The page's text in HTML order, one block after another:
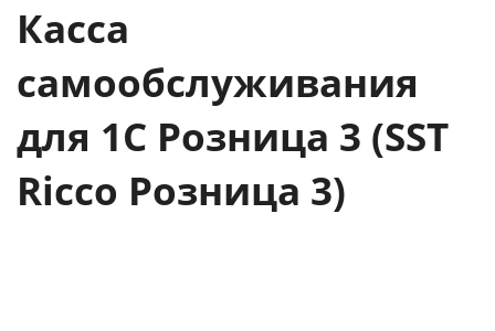
Касса
самообслуживания
для 1С Розница 3 (SST
Ricco Розница 3)